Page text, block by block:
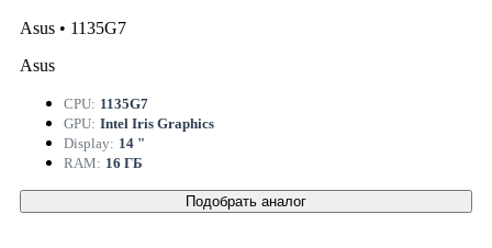
Asus • 1135G7
Asus
CPU: 1135G7
GPU: Intel Iris Graphics
Display: 14 "
RAM: 16 ГБ
Подобрать аналог